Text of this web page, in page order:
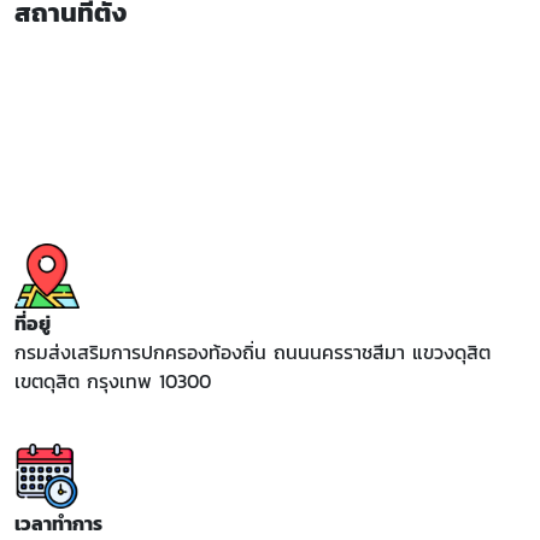
สถานที่ตั้ง
ที่อยู่
กรมส่งเสริมการปกครองท้องถิ่น ถนนนครราชสีมา แขวงดุสิต
เขตดุสิต กรุงเทพ 10300
เวลาทำการ